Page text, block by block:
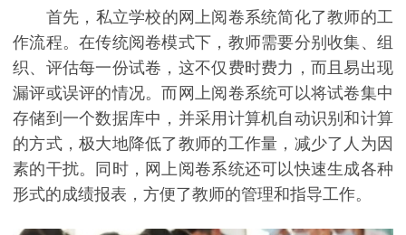
首先，私立学校的网上阅卷系统简化了教师的工
作流程。在传统阅卷模式下，教师需要分别收集、组
织、评估每一份试卷，这不仅费时费力，而且易出现
漏评或误评的情况。而网上阅卷系统可以将试卷集中
存储到一个数据库中，并采用计算机自动识别和计算
的方式，极大地降低了教师的工作量，减少了人为因
素的干扰。同时，网上阅卷系统还可以快速生成各种
形式的成绩报表，方便了教师的管理和指导工作。